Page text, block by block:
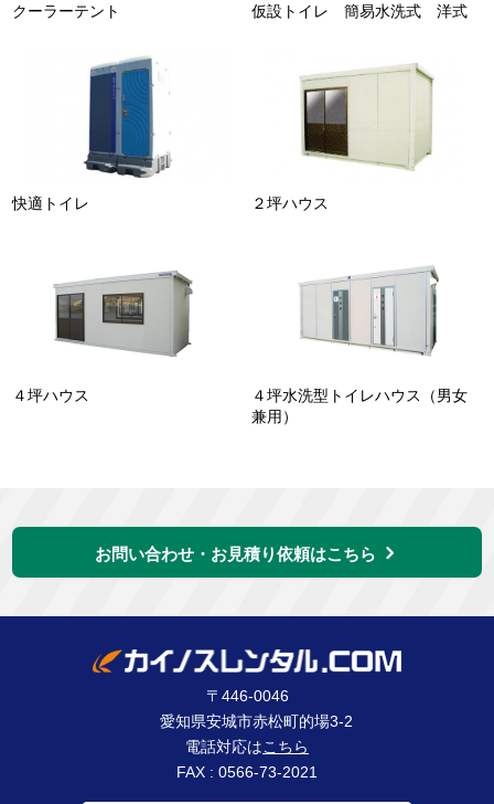
クーラーテント 仮設トイレ 簡易水洗式 洋式
快適トイレ ２坪ハウス
４坪ハウス
４坪水洗型トイレハウス（男女
兼用）
お問い合わせ・お見積り依頼はこちら
〒446-0046
愛知県安城市赤松町的場3-2
電話対応はこちら
FAX : 0566-73-2021